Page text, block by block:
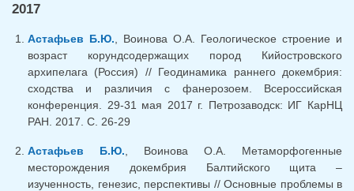
2017
Астафьев Б.Ю. , Воинова О.А. Геологическое строение и
возраст корундсодержащих пород Кийостровского
архипелага (Россия) // Геодинамика раннего докембрия:
сходства и различия с фанерозоем. Всероссийская
конференция. 29-31 мая 2017 г. Петрозаводск: ИГ КарНЦ
РАН. 2017. С. 26-29
Астафьев Б.Ю. , Воинова О.А. Метаморфогенные
месторождения докембрия Балтийского щита –
изученность, генезис, перспективы // Основные проблемы в